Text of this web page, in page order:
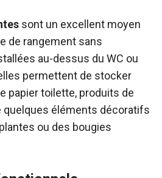
sont un excellent moyen
de rangement sans
au-dessus du WC ou
permettent de stocker
papier toilette, produits de
quelques éléments décoratifs
ou des bougies